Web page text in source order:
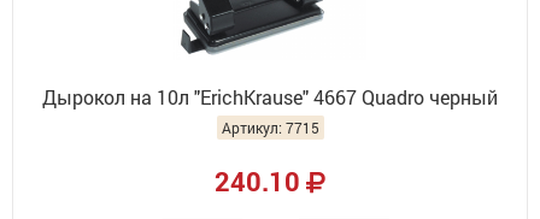
Дырокол на 10л "ErichKrause" 4667 Quadro черный
Артикул: 7715
240.10